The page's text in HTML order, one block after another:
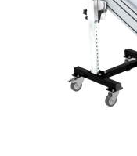
PU superficie
Trasmissione
diretta in
asincrono
230/400Vac-